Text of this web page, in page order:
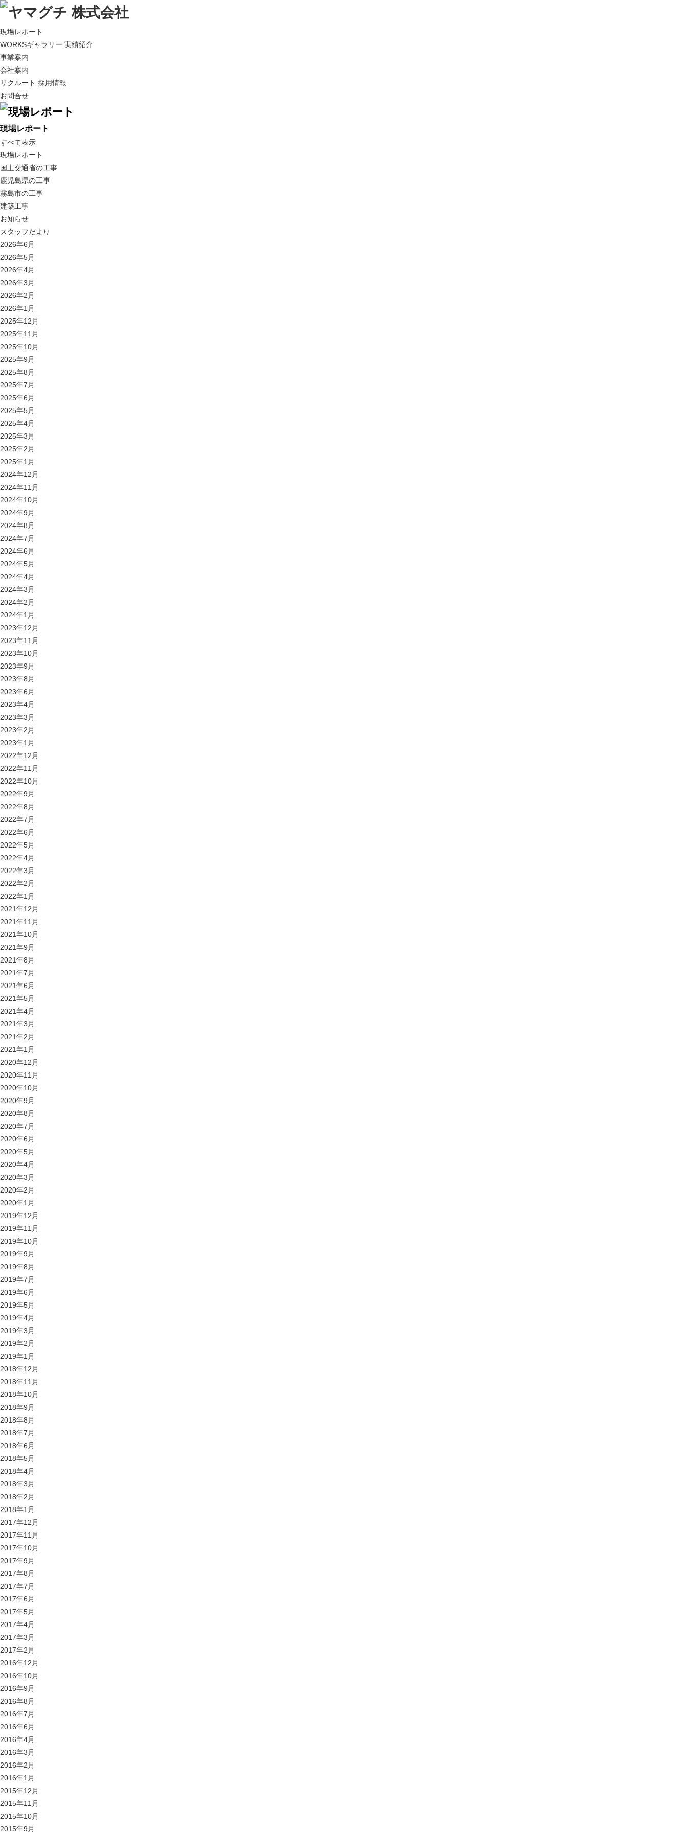
現場レポート
WORKSギャラリー 実績紹介
事業案内
会社案内
リクルート 採用情報
お問合せ
現場レポート
すべて表示
現場レポート
国土交通省の工事
鹿児島県の工事
霧島市の工事
建築工事
お知らせ
スタッフだより
2026年6月
2026年5月
2026年4月
2026年3月
2026年2月
2026年1月
2025年12月
2025年11月
2025年10月
2025年9月
2025年8月
2025年7月
2025年6月
2025年5月
2025年4月
2025年3月
2025年2月
2025年1月
2024年12月
2024年11月
2024年10月
2024年9月
2024年8月
2024年7月
2024年6月
2024年5月
2024年4月
2024年3月
2024年2月
2024年1月
2023年12月
2023年11月
2023年10月
2023年9月
2023年8月
2023年6月
2023年4月
2023年3月
2023年2月
2023年1月
2022年12月
2022年11月
2022年10月
2022年9月
2022年8月
2022年7月
2022年6月
2022年5月
2022年4月
2022年3月
2022年2月
2022年1月
2021年12月
2021年11月
2021年10月
2021年9月
2021年8月
2021年7月
2021年6月
2021年5月
2021年4月
2021年3月
2021年2月
2021年1月
2020年12月
2020年11月
2020年10月
2020年9月
2020年8月
2020年7月
2020年6月
2020年5月
2020年4月
2020年3月
2020年2月
2020年1月
2019年12月
2019年11月
2019年10月
2019年9月
2019年8月
2019年7月
2019年6月
2019年5月
2019年4月
2019年3月
2019年2月
2019年1月
2018年12月
2018年11月
2018年10月
2018年9月
2018年8月
2018年7月
2018年6月
2018年5月
2018年4月
2018年3月
2018年2月
2018年1月
2017年12月
2017年11月
2017年10月
2017年9月
2017年8月
2017年7月
2017年6月
2017年5月
2017年4月
2017年3月
2017年2月
2016年12月
2016年10月
2016年9月
2016年8月
2016年7月
2016年6月
2016年4月
2016年3月
2016年2月
2016年1月
2015年12月
2015年11月
2015年10月
2015年9月